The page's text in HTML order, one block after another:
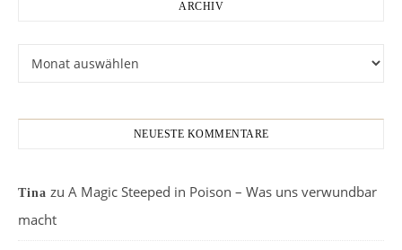
ARCHIV
NEUESTE KOMMENTARE
Tina zu A Magic Steeped in Poison – Was uns verwundbar
macht